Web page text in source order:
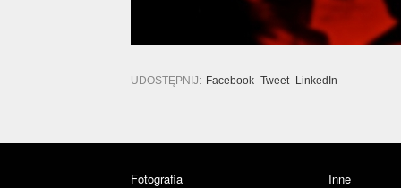
UDOSTĘPNIJ: Facebook Tweet LinkedIn
Fotografia Inne